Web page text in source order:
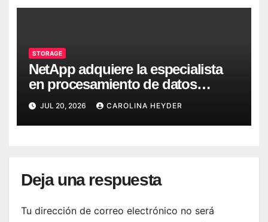
STORAGE
NetApp adquiere la especialista
en procesamiento de datos
DataPelago
JUL 20, 2026 CAROLINA HEYDER
Deja una respuesta
Tu dirección de correo electrónico no será